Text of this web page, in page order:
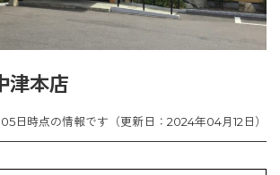
津本店
日時点の情報です（更新日：2024年04月12日）